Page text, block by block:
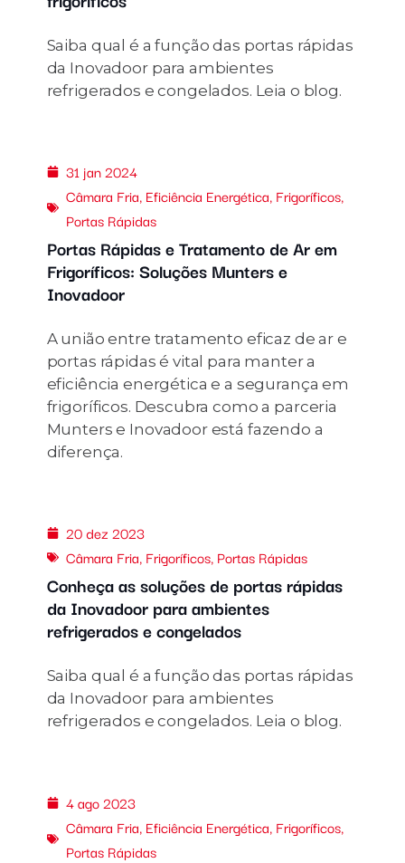
Saiba qual é a função das portas rápidas
da Inovadoor para ambientes
refrigerados e congelados. Leia o blog.
31 jan 2024
Câmara Fria, Eficiência Energética, Frigoríficos,
Portas Rápidas
Portas Rápidas e Tratamento de Ar em
Frigoríficos: Soluções Munters e
Inovadoor
A união entre tratamento eficaz de ar e
portas rápidas é vital para manter a
eficiência energética e a segurança em
frigoríficos. Descubra como a parceria
Munters e Inovadoor está fazendo a
diferença.
20 dez 2023
Câmara Fria, Frigoríficos, Portas Rápidas
Conheça as soluções de portas rápidas
da Inovadoor para ambientes
refrigerados e congelados
Saiba qual é a função das portas rápidas
da Inovadoor para ambientes
refrigerados e congelados. Leia o blog.
4 ago 2023
Câmara Fria, Eficiência Energética, Frigoríficos,
Portas Rápidas